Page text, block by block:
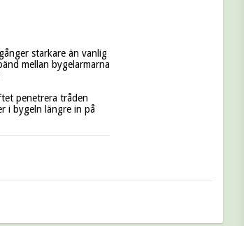
starkare än vanlig
mellan bygelarmarna
i bygeln längre in på